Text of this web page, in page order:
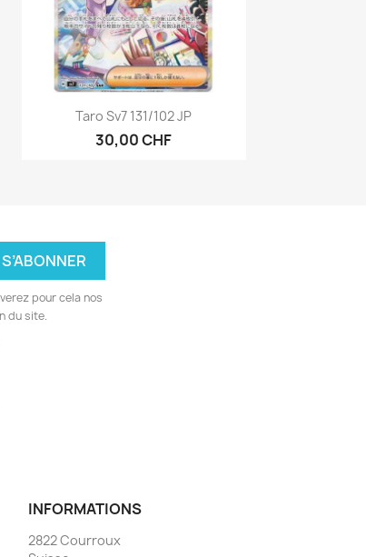
Aperçu rapide
Taro Sv7 131/102 JP
30,00 CHF
pour cela nos
du site.
INFORMATIONS
2822 Courroux